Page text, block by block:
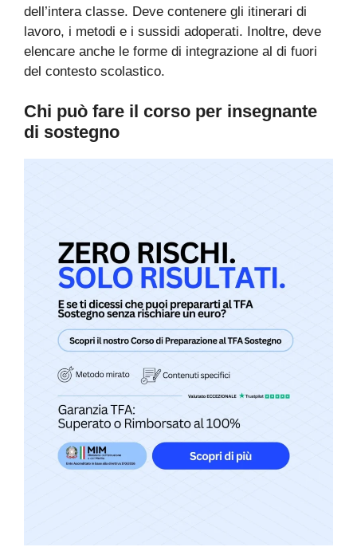
dell’intera classe. Deve contenere gli itinerari di
lavoro, i metodi e i sussidi adoperati. Inoltre, deve
elencare anche le forme di integrazione al di fuori
del contesto scolastico.
Chi può fare il corso per insegnante
di sostegno